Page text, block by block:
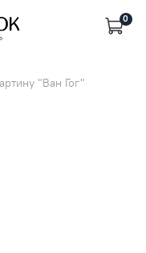
0
"Ван Гог"